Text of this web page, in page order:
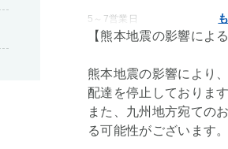
5～7営業日
【熊本地震の影響によ
熊本地震の影響により
配達を停止しております
また、九州地方宛ての
る可能性がございます。